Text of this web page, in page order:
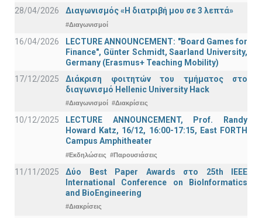
28/04/2026
Διαγωνισμός «Η διατριβή μου σε 3 λεπτά»
#Διαγωνισμοί
16/04/2026
LECTURE ANNOUNCEMENT: "Board Games for
Finance", Günter Schmidt, Saarland University,
Germany (Erasmus+ Teaching Mobility)
17/12/2025
Διάκριση φοιτητών του τμήματος στο
διαγωνισμό Hellenic University Hack
#Διαγωνισμοί #Διακρίσεις
10/12/2025
LECTURE ANNOUNCEMENT, Prof. Randy
Howard Katz, 16/12, 16:00-17:15, East FORTH
Campus Amphitheater
#Εκδηλώσεις #Παρουσιάσεις
11/11/2025
Δύο Best Paper Awards στο 25th IEEE
International Conference on BioInformatics
and BioEngineering
#Διακρίσεις